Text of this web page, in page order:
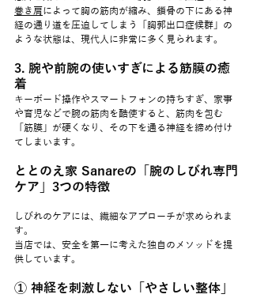
巻き肩によって胸の筋肉が縮み、鎖骨の下にある神
経の通り道を圧迫してしまう「胸郭出口症候群」の
ような状態は、現代人に非常に多く見られます。
3. 腕や前腕の使いすぎによる筋膜の癒
着
キーボード操作やスマートフォンの持ちすぎ、家事
や育児などで腕の筋肉を酷使すると、筋肉を包む
「筋膜」が硬くなり、その下を通る神経を締め付け
てしまいます。
ととのえ家 Sanareの「腕のしびれ専門
ケア」3つの特徴
しびれのケアには、繊細なアプローチが求められま
す。
当店では、安全を第一に考えた独自のメソッドを提
供しています。
① 神経を刺激しない「やさしい整体」